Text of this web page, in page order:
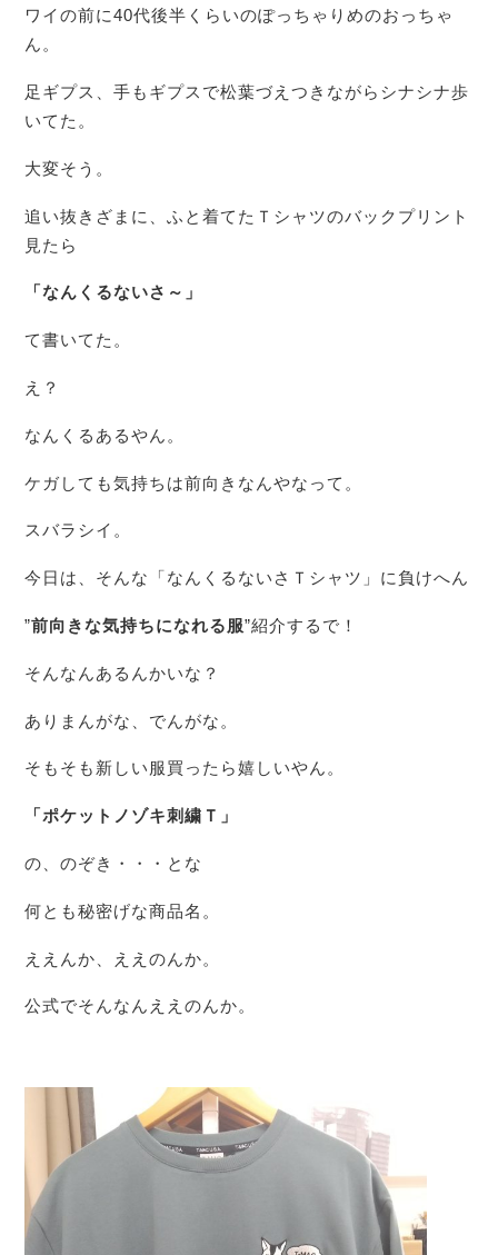
ワイの前に40代後半くらいのぽっちゃりめのおっちゃ
ん。
足ギプス、手もギプスで松葉づえつきながらシナシナ歩
いてた。
大変そう。
追い抜きざまに、ふと着てたＴシャツのバックプリント
見たら
「なんくるないさ～」
て書いてた。
え？
なんくるあるやん。
ケガしても気持ちは前向きなんやなって。
スバラシイ。
今日は、そんな「なんくるないさＴシャツ」に負けへん
”前向きな気持ちになれる服”紹介するで！
そんなんあるんかいな？
ありまんがな、でんがな。
そもそも新しい服買ったら嬉しいやん。
「ポケット ノゾキ刺繍Ｔ」
の、のぞき・・・とな
何とも秘密げな商品名。
ええんか、ええのんか。
公式でそんなんええのんか。